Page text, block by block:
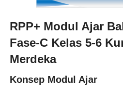
RPP+ Modul Ajar
Fase-C Kelas 5-6
Merdeka
Konsep Modul Ajar